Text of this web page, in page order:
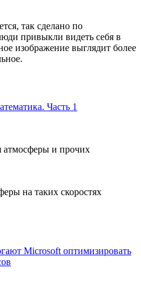
так сделано по
привыкли видеть себя в
изображение выглядит более
Часть 1
атмосферы и прочих
на таких скоростях
Microsoft оптимизировать